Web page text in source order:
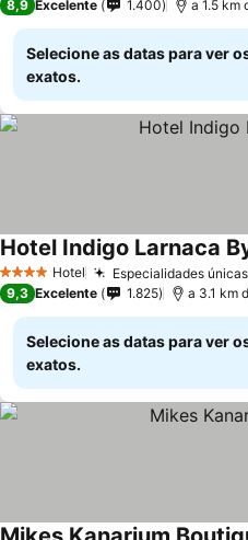
8,9 Excelente 1.400 a 1.5 km
Selecione as datas para ver
exatos.
4 EstrelasHotel Especialidades
Hotel Indigo Larnaca
9,3 Excelente 1.825 a 3.1 km
Selecione as datas para ver
exatos.